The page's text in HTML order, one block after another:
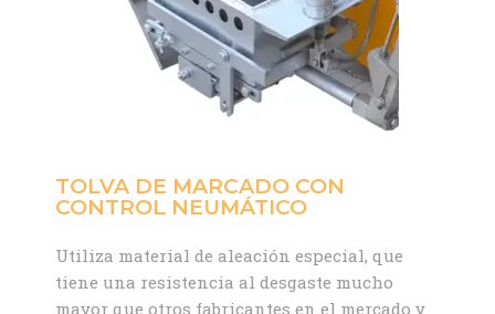
TOLVA DE MARCADO CON
CONTROL NEUMÁTICO
Utiliza material de aleación especial, que
tiene una resistencia al desgaste mucho
mayor que otros fabricantes en el mercado y